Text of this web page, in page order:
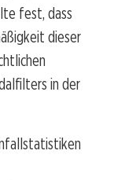
fest, dass
dieser
in der